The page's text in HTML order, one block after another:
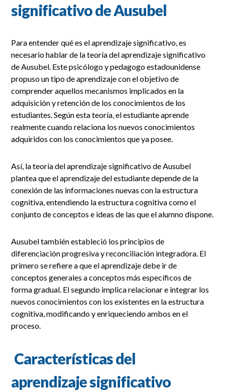
significativo de Ausubel
Para entender qué es el aprendizaje significativo, es
necesario hablar de la teoría del aprendizaje significativo
de Ausubel. Este psicólogo y pedagogo estadounidense
propuso un tipo de aprendizaje con el objetivo de
comprender aquellos mecanismos implicados en la
adquisición y retención de los conocimientos de los
estudiantes. Según esta teoría, el estudiante aprende
realmente cuando relaciona los nuevos conocimientos
adquiridos con los conocimientos que ya posee.
Así, la teoría del aprendizaje significativo de Ausubel
plantea que el aprendizaje del estudiante depende de la
conexión de las informaciones nuevas con la estructura
cognitiva, entendiendo la estructura cognitiva como el
conjunto de conceptos e ideas de las que el alumno dispone.
Ausubel también estableció los principios de
diferenciación progresiva y reconciliación integradora. El
primero se refiere a que el aprendizaje debe ir de
conceptos generales a conceptos más específicos de
forma gradual. El segundo implica relacionar e integrar los
nuevos conocimientos con los existentes en la estructura
cognitiva, modificando y enriqueciendo ambos en el
proceso.
Características del
aprendizaje significativo